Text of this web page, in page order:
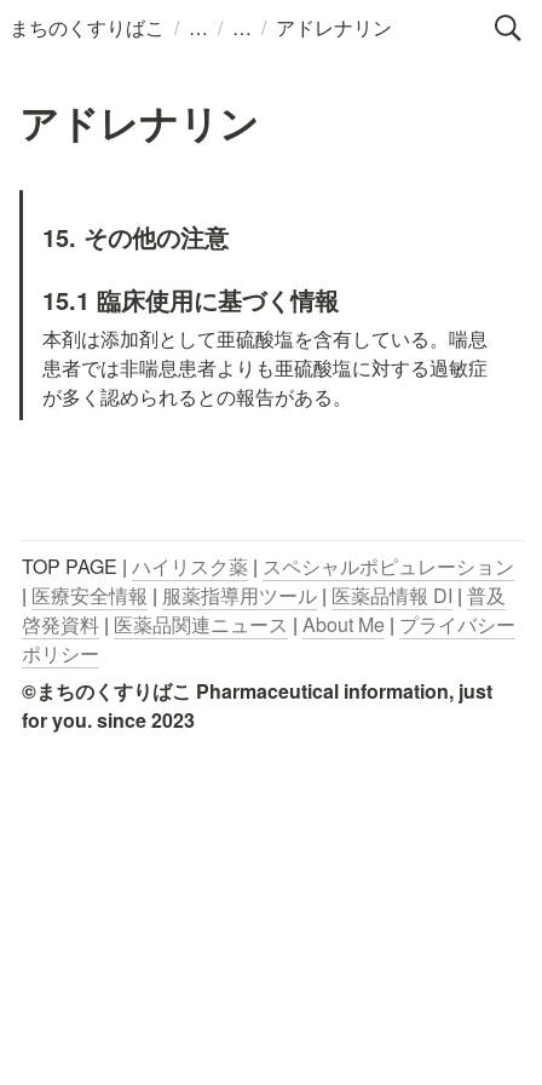
まちのくすりばこ / / / アドレナリン
アドレナリン
15. その他の注意
15.1 臨床使用に基づく情報
本剤は添加剤として亜硫酸塩を含有している。喘息
患者では非喘息患者よりも亜硫酸塩に対する過敏症
が多く認められるとの報告がある。
TOP PAGE | ハイリスク薬 | スペシャルポピュレーション
| 医療安全情報 | 服薬指導用ツール | 医薬品情報 DI | 普及
啓発資料 | 医薬品関連ニュース | About Me | プライバシー
ポリシー
©まちのくすりばこ Pharmaceutical information, just
for you. since 2023